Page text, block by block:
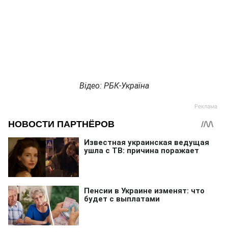
Відео: РБК-Україна